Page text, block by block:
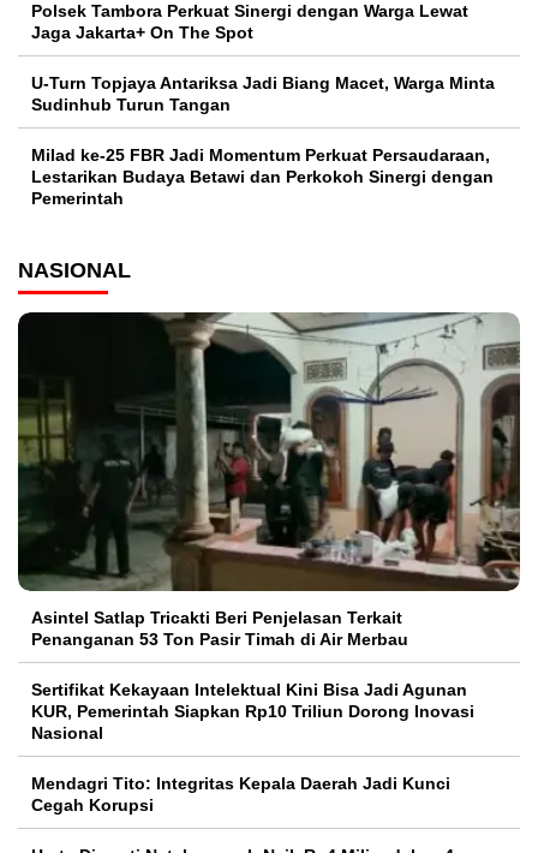
Polsek Tambora Perkuat Sinergi dengan Warga Lewat
Jaga Jakarta+ On The Spot
U-Turn Topjaya Antariksa Jadi Biang Macet, Warga Minta
Sudinhub Turun Tangan
Milad ke-25 FBR Jadi Momentum Perkuat Persaudaraan,
Lestarikan Budaya Betawi dan Perkokoh Sinergi dengan
Pemerintah
NASIONAL
Asintel Satlap Tricakti Beri Penjelasan Terkait
Penanganan 53 Ton Pasir Timah di Air Merbau
Sertifikat Kekayaan Intelektual Kini Bisa Jadi Agunan
KUR, Pemerintah Siapkan Rp10 Triliun Dorong Inovasi
Nasional
Mendagri Tito: Integritas Kepala Daerah Jadi Kunci
Cegah Korupsi